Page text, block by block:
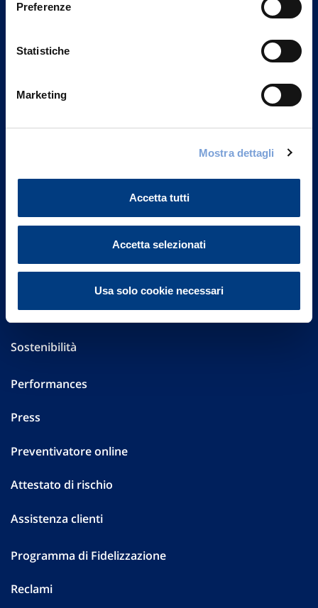
Preferenze
Statistiche
Marketing
Mostra dettagli
Accetta tutti
Accetta selezionati
Usa solo cookie necessari
Vittoria Assicurazioni S.p.A.
Part. IVA 01329510158
FAQ
Altre informazioni
Sostenibilità
Performances
Press
Preventivatore online
Attestato di rischio
Assistenza clienti
Programma di Fidelizzazione
Reclami